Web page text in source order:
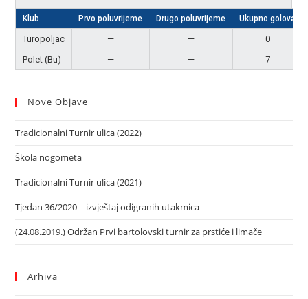
Klub Prvo poluvrijeme Drugo poluvrijeme Ukupno golova
Turopoljac — —
0
Polet (Bu)
— — 7
Nove Objave
Tradicionalni Turnir ulica (2022)
Škola nogometa
Tradicionalni Turnir ulica (2021)
Tjedan 36/2020 – izvještaj odigranih utakmica
(24.08.2019.) Održan Prvi bartolovski turnir za prstiće i limače
Arhiva